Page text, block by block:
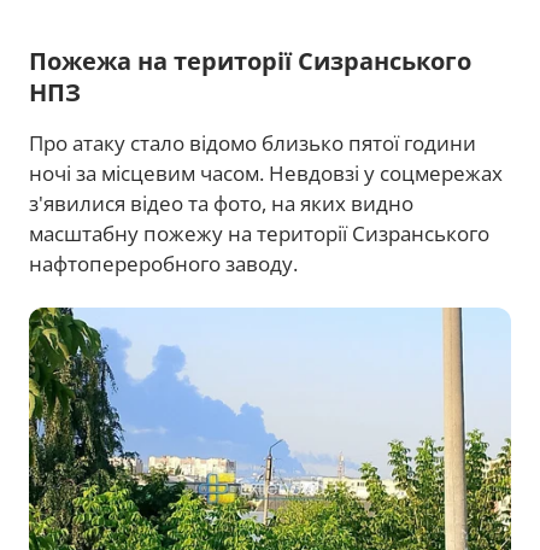
Пожежа на території Сизранського
НПЗ
Про атаку стало відомо близько пятої години
ночі за місцевим часом. Невдовзі у соцмережах
з'явилися відео та фото, на яких видно
масштабну пожежу на території Сизранського
нафтопереробного заводу.